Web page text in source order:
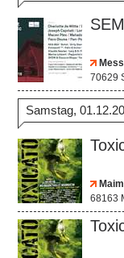
70629
Samstag,
68163